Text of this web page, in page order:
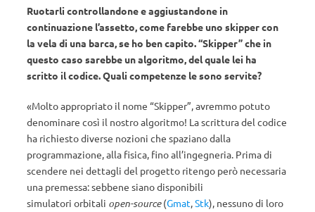
Ruotarli controllandone e aggiustandone in
continuazione l’assetto, come farebbe uno skipper con
la vela di una barca, se ho ben capito. “Skipper” che in
questo caso sarebbe un algoritmo, del quale lei ha
scritto il codice. Quali competenze le sono servite?
«Molto appropriato il nome “Skipper”, avremmo potuto
denominare così il nostro algoritmo! La scrittura del codice
ha richiesto diverse nozioni che spaziano dalla
programmazione, alla fisica, fino all’ingegneria. Prima di
scendere nei dettagli del progetto ritengo però necessaria
una premessa: sebbene siano disponibili
simulatori orbitali open-source(Gmat,Stk), nessuno di loro